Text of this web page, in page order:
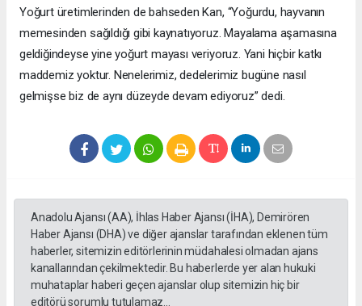
Yoğurt üretimlerinden de bahseden Kan, “Yoğurdu, hayvanın
memesinden sağıldığı gibi kaynatıyoruz. Mayalama aşamasına
geldiğindeyse yine yoğurt mayası veriyoruz. Yani hiçbir katkı
maddemiz yoktur. Nenelerimiz, dedelerimiz bugüne nasıl
gelmişse biz de aynı düzeyde devam ediyoruz” dedi.
Anadolu Ajansı (AA), İhlas Haber Ajansı (İHA), Demirören
Haber Ajansı (DHA) ve diğer ajanslar tarafından eklenen tüm
haberler, sitemizin editörlerinin müdahalesi olmadan ajans
kanallarından çekilmektedir. Bu haberlerde yer alan hukuki
muhataplar haberi geçen ajanslar olup sitemizin hiç bir
editörü sorumlu tutulamaz...